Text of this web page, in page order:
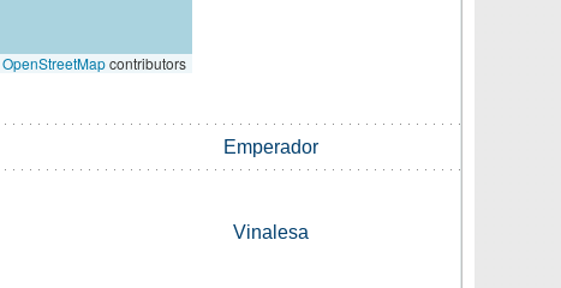
OpenStreetMapcontributors
Emperador
Vinalesa